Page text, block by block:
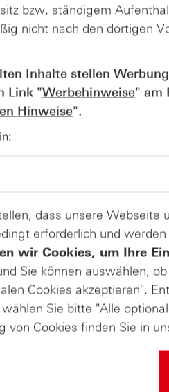
Wie lange bleibt der DAX® in
Rekordlaune? - ntv
07.08.26
bzw. ständigem
nicht nach den dortigen
Inhalte stellen
Link "Werbehinweise" am
Hinweise".
dass unsere Webseite
erforderlich und
wir Cookies, um Ihre
Sie können auswählen,
Cookies akzeptieren".
Sie bitte "Alle
Cookies finden Sie in